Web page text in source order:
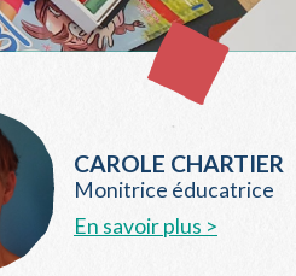
CAROLE CHARTIER
Monitrice éducatrice
En savoir plus >